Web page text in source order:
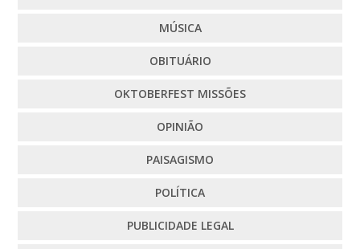
MÚSICA
OBITUÁRIO
OKTOBERFEST MISSÕES
OPINIÃO
PAISAGISMO
POLÍTICA
PUBLICIDADE LEGAL